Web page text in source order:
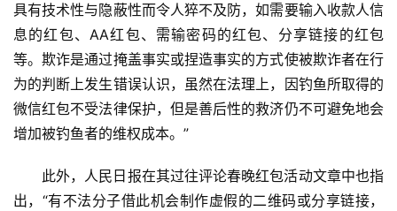
具有技术性与隐蔽性而令人猝不及防，如需要输入收款人信
息的红包、AA红包、需输密码的红包、分享链接的红包
等。欺诈是通过掩盖事实或捏造事实的方式使被欺诈者在行
为的判断上发生错误认识，虽然在法理上，因钓鱼所取得的
微信红包不受法律保护，但是善后性的救济仍不可避免地会
增加被钓鱼者的维权成本。”
此外，人民日报在其过往评论春晚红包活动文章中也指
出，“有不法分子借此机会制作虚假的二维码或分享链接，